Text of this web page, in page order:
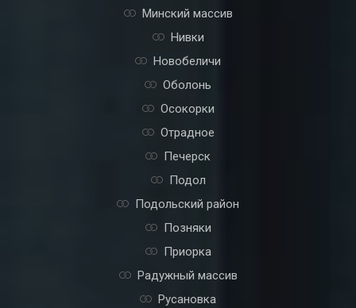
Минский массив
Нивки
Новобеличи
Оболонь
Осокорки
Отрадное
Печерск
Подол
Подольский район
Позняки
Приорка
Радужный массив
Русановка